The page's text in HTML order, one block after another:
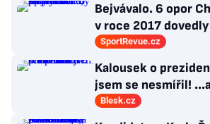
Bejvávalo. 6 opor
v roce 2017
semifinále play-off
SportRevue.cz
Kalousek o
jsem se nesmířil!
návratu
Blesk.cz